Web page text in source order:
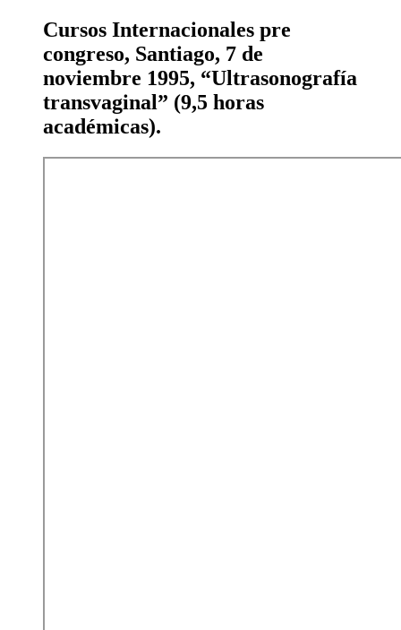
Cursos Internacionales pre
congreso, Santiago, 7 de
noviembre 1995, “Ultrasonografía
transvaginal” (9,5 horas
académicas).